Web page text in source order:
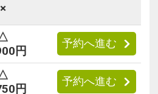
×
円
予約へ進む
円
予約へ進む